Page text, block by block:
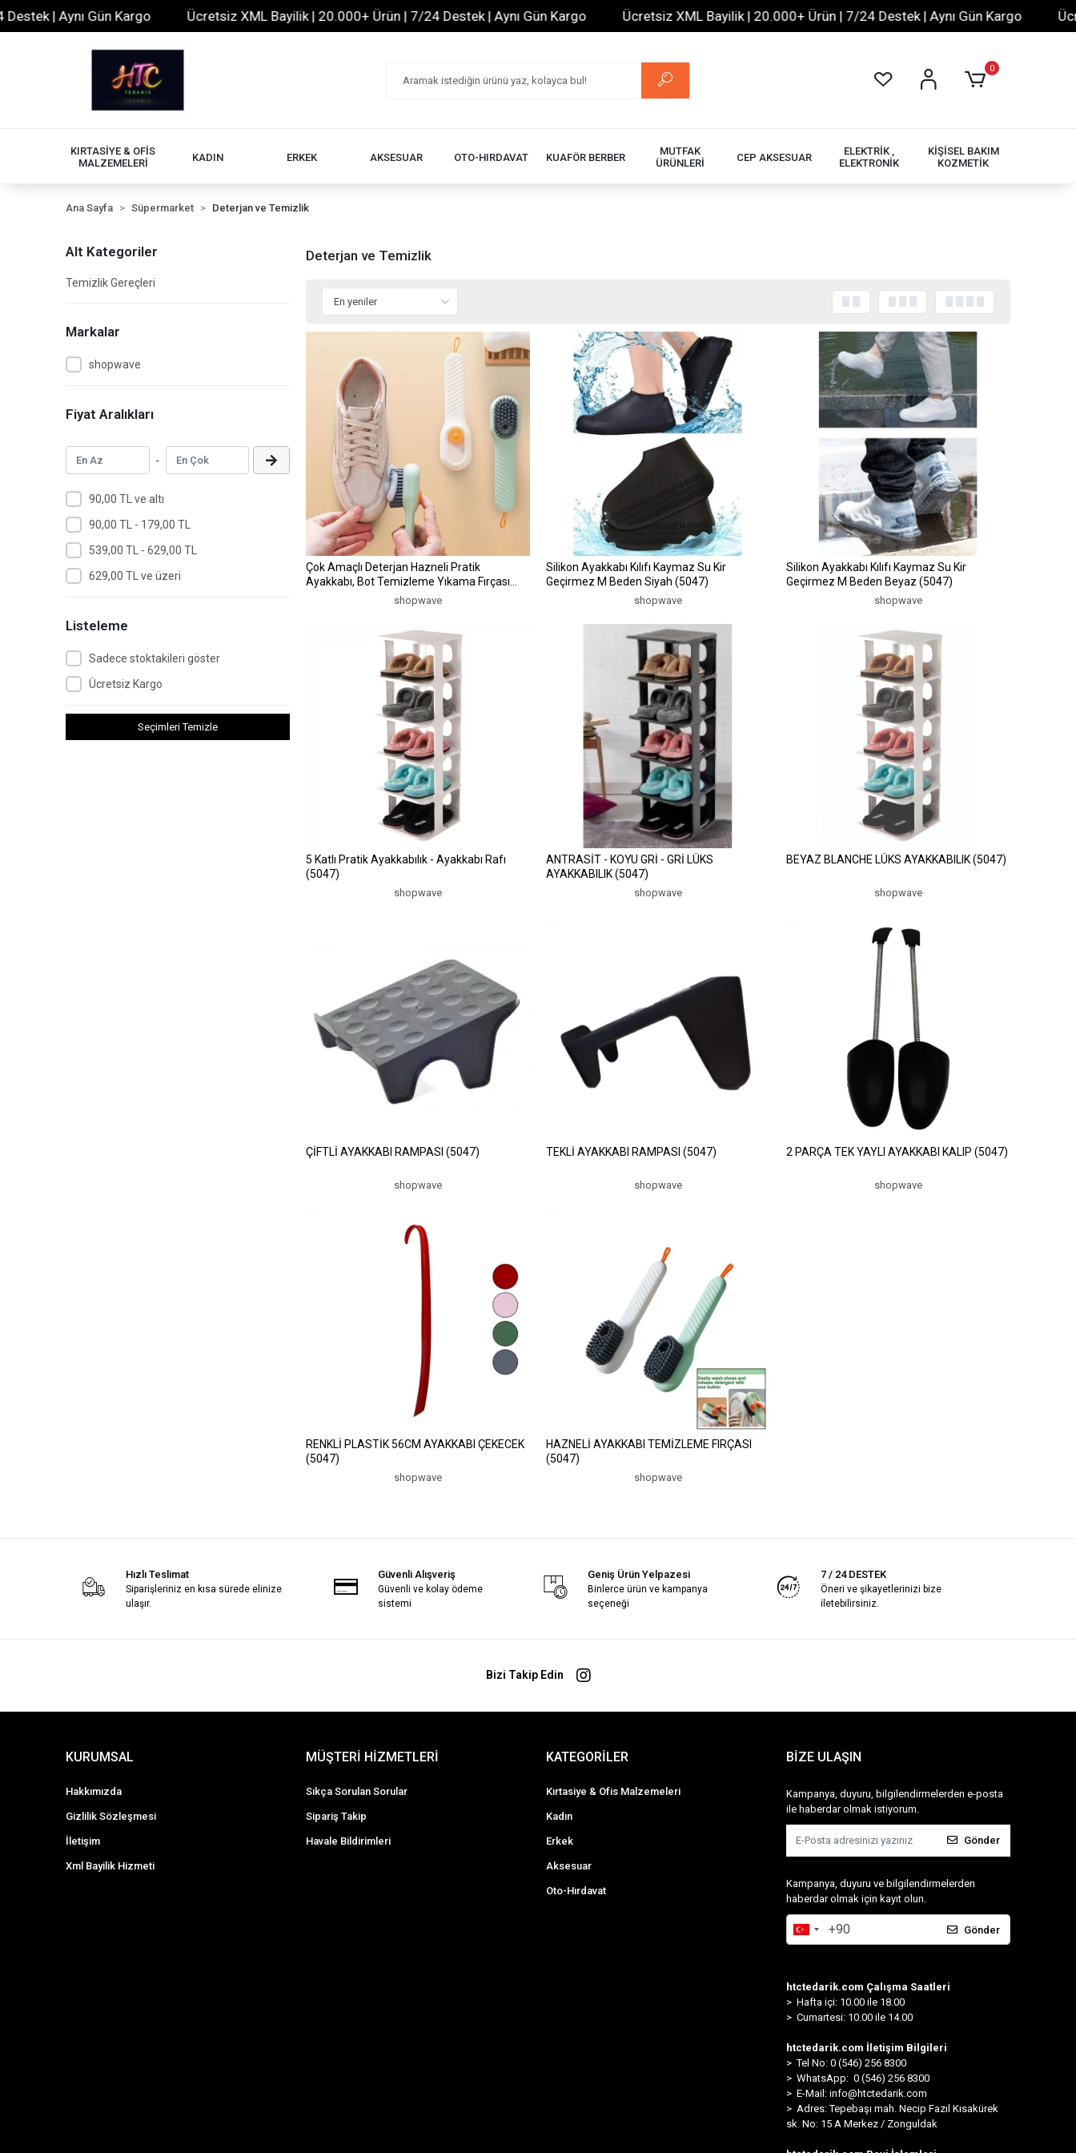
| Aynı Gün Kargo Ücretsiz XML Bayilik | 20.000+ Ürün | 7/24 Destek | Aynı Gün Kargo Ücretsiz XML Bayilik | 20.000+ Ürün | 7/24 Destek | Aynı Gün Kargo
0
KIRTASİYE & OFİS
MALZEMELERİ
KADIN ERKEK AKSESUAR OTO-HIRDAVAT KUAFÖR BERBER
MUTFAK
ÜRÜNLERİ
CEP AKSESUAR
ELEKTRİK ,
ELEKTRONİK
KİŞİSEL BAKIM
KOZMETİK
Ana Sayfa Süpermarket Deterjan ve Temizlik
Alt Kategoriler
Temizlik Gereçleri
Markalar
shopwave
Fiyat Aralıkları
-
90,00 TL ve altı
90,00 TL - 179,00 TL
539,00 TL - 629,00 TL
629,00 TL ve üzeri
Listeleme
Sadece stoktakileri göster
Ücretsiz Kargo
Seçimleri Temizle
Deterjan ve Temizlik
Çok Amaçlı Deterjan Hazneli Pratik
Ayakkabı, Bot Temizleme Yıkama Fırçası
shopwave
Silikon Ayakkabı Kılıfı Kaymaz Su Kir
Geçirmez M Beden Siyah (5047)
shopwave
Silikon Ayakkabı Kılıfı Kaymaz Su Kir
Geçirmez M Beden Beyaz (5047)
shopwave
5 Katlı Pratik Ayakkabılık - Ayakkabı Rafı
(5047)
shopwave
ANTRASİT - KOYU GRİ - GRİ LÜKS
AYAKKABILIK (5047)
shopwave
BEYAZ BLANCHE LÜKS AYAKKABILIK (5047)
shopwave
ÇİFTLİ AYAKKABI RAMPASI (5047)
shopwave
TEKLİ AYAKKABI RAMPASI (5047)
shopwave
2 PARÇA TEK YAYLI AYAKKABI KALIP (5047)
shopwave
RENKLİ PLASTİK 56CM AYAKKABI ÇEKECEK
(5047)
shopwave
HAZNELİ AYAKKABI TEMİZLEME FIRÇASI
(5047)
shopwave
Hızlı Teslimat
Siparişleriniz en kısa sürede elinize
ulaşır.
Güvenli Alışveriş
Güvenli ve kolay ödeme
sistemi
Geniş Ürün Yelpazesi
Binlerce ürün ve kampanya
seçeneği
7 / 24 DESTEK
Öneri ve şikayetlerinizi bize
iletebilirsiniz.
Bizi Takip Edin
KURUMSAL
Hakkımızda
Gizlilik Sözleşmesi
İletişim
Xml Bayilik Hizmeti
MÜŞTERİ HİZMETLERİ
Sıkça Sorulan Sorular
Sipariş Takip
Havale Bildirimleri
KATEGORİLER
Kırtasiye & Ofis Malzemeleri
Kadın
Erkek
Aksesuar
Oto-Hırdavat
BİZE ULAŞIN
Kampanya, duyuru, bilgilendirmelerden e-posta
ile haberdar olmak istiyorum.
Gönder
Kampanya, duyuru ve bilgilendirmelerden
haberdar olmak için kayıt olun.
Gönder
htctedarik.com Çalışma Saatleri
> Hafta içi: 10.00 ile 18.00
> Cumartesi: 10.00 ile 14.00
htctedarik.com İletişim Bilgileri
> Tel No: 0 (546) 256 8300
> WhatsApp: 0 (546) 256 8300
> E-Mail: info@htctedarik.com
> Adres: Tepebaşı mah. Necip Fazıl Kısakürek
sk. No: 15 A Merkez / Zonguldak